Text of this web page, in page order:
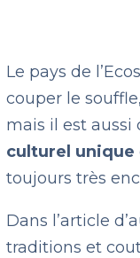
Le pays de
couper le
mais il est aussi
culturel unique
toujours très
Dans l’article
traditions et